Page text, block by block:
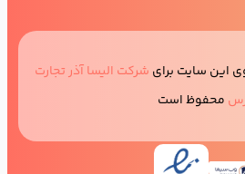
این سایت برای شرکت الیسا آذر تجارت
محفوظ است